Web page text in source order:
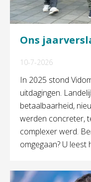
Ons
10-7-2026
In 2025 stond
uitdagingen.
betaalbaarheid,
werden concreter,
complexer werd.
omgegaan? U leest